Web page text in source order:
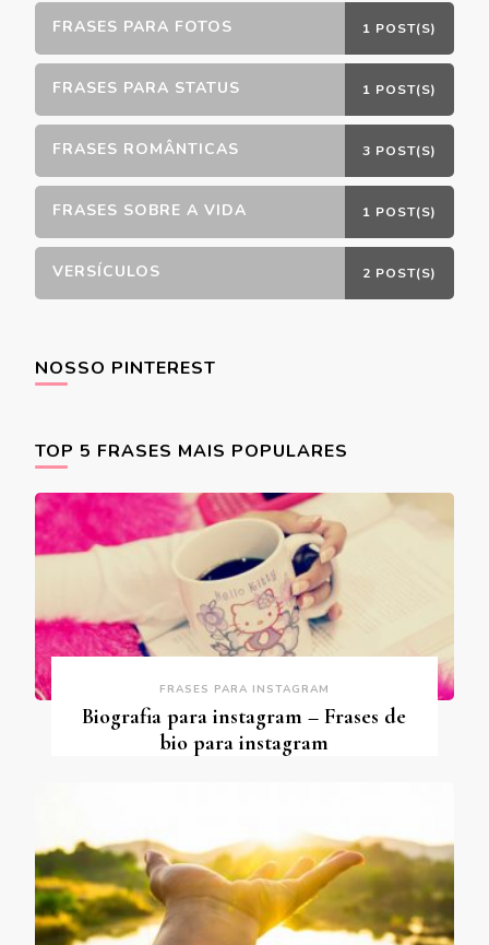
FRASES PARA FOTOS 1 POST(S)
FRASES PARA STATUS 1 POST(S)
FRASES ROMÂNTICAS 3 POST(S)
FRASES SOBRE A VIDA 1 POST(S)
VERSÍCULOS 2 POST(S)
NOSSO PINTEREST
TOP 5 FRASES MAIS POPULARES
FRASES PARA INSTAGRAM
Biografia para instagram – Frases de
bio para instagram